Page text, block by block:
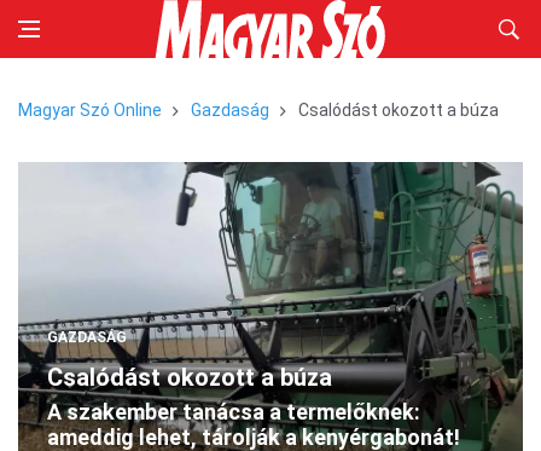
Magyar Szó Online Gazdaság Csalódást okozott a búza
GAZDASÁG
Csalódást okozott a búza
A szakember tanácsa a termelőknek:
ameddig lehet, tárolják a kenyérgabonát!